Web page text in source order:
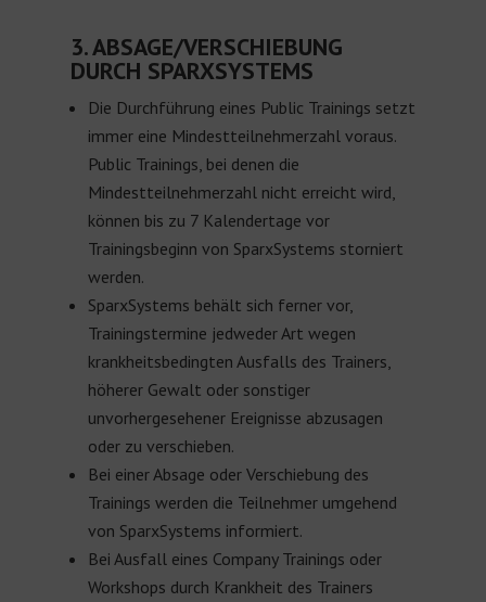
3. ABSAGE/VERSCHIEBUNG
DURCH SPARXSYSTEMS
Die Durchführung eines Public Trainings setzt
immer eine Mindestteilnehmerzahl voraus.
Public Trainings, bei denen die
Mindestteilnehmerzahl nicht erreicht wird,
können bis zu 7 Kalendertage vor
Trainingsbeginn von SparxSystems storniert
werden.
SparxSystems behält sich ferner vor,
Trainingstermine jedweder Art wegen
krankheitsbedingten Ausfalls des Trainers,
höherer Gewalt oder sonstiger
unvorhergesehener Ereignisse abzusagen
oder zu verschieben.
Bei einer Absage oder Verschiebung des
Trainings werden die Teilnehmer umgehend
von SparxSystems informiert.
Bei Ausfall eines Company Trainings oder
Workshops durch Krankheit des Trainers